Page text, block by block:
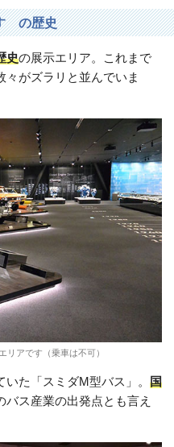
ゞの歴史
史の展示エリア。これまで
々がズラリと並んでいま
リアです（乗車は不可）
た「スミダM型バス」。 国
バス産業の出発点とも言え